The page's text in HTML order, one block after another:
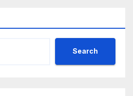
Search